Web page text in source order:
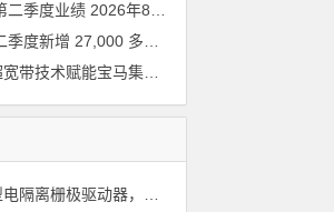
二季度业绩 2026年8月6日
恩智浦Trimension超宽带技术赋能宝马集团Digital Key Plus及生命体存在检测功能